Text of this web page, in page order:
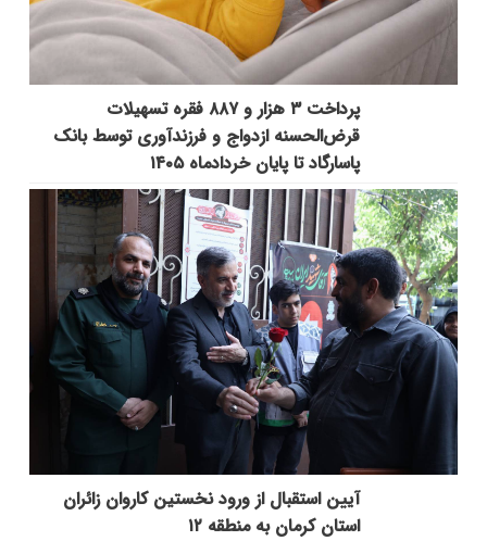
پرداخت ۳ هزار و ۸۸۷ فقره تسهیلات
قرض‌الحسنه ازدواج و فرزندآوری توسط بانک
پاسارگاد تا پایان خردادماه ۱۴۰۵
آیین استقبال از ورود نخستین کاروان زائران
استان کرمان به منطقه ۱۲